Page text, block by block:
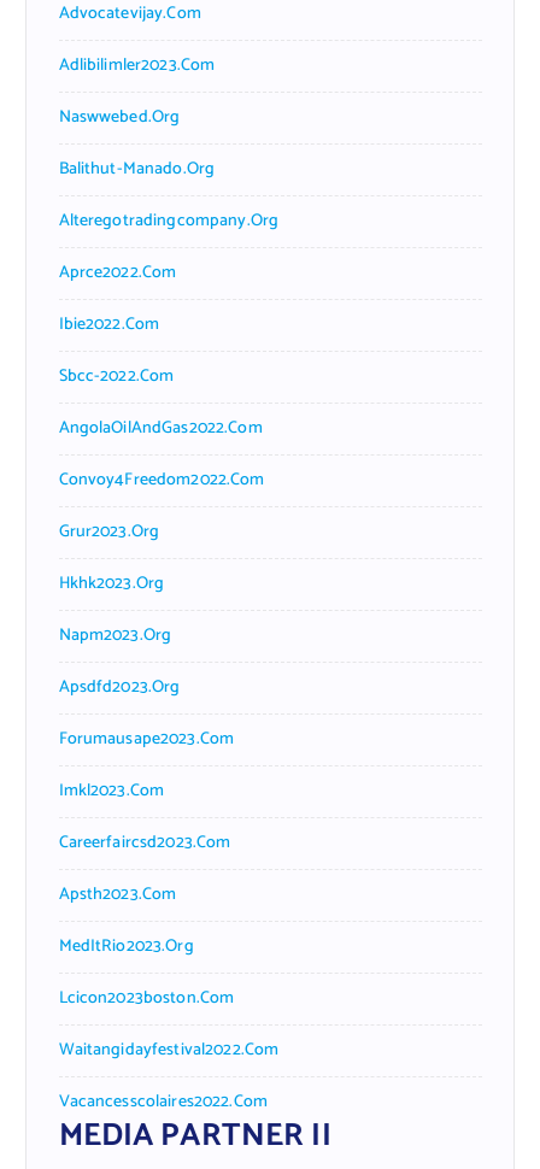
Advocatevijay.com
Adlibilimler2023.com
Naswwebed.org
Balithut-Manado.org
Alteregotradingcompany.org
Aprce2022.com
Ibie2022.com
Sbcc-2022.com
AngolaOilAndGas2022.com
Convoy4Freedom2022.com
Grur2023.org
Hkhk2023.org
Napm2023.org
Apsdfd2023.org
Forumausape2023.com
Imkl2023.com
Careerfaircsd2023.com
Apsth2023.com
MedItRio2023.org
Lcicon2023boston.com
Waitangidayfestival2022.com
Vacancesscolaires2022.com
MEDIA PARTNER II